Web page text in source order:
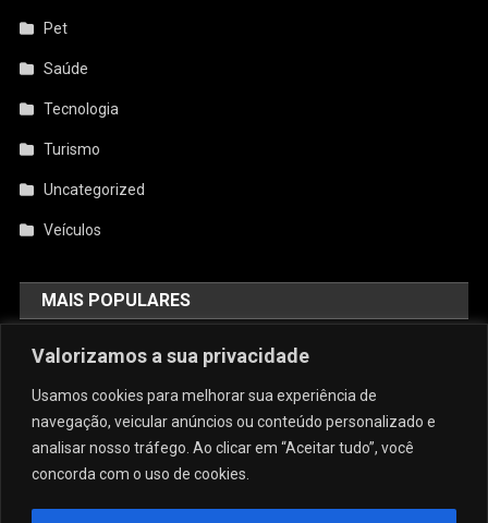
Valorizamos a sua privacidade
Usamos cookies para melhorar sua experiência de
navegação, veicular anúncios ou conteúdo personalizado e
analisar nosso tráfego. Ao clicar em “Aceitar tudo”, você
concorda com o uso de cookies.
Pet
Saúde
Tecnologia
Turismo
Uncategorized
Veículos
MAIS POPULARES
AquiCupom: O Melhor Site De
Conforto E Sofisticação: O Charme